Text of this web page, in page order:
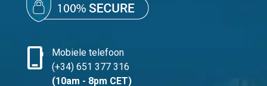
phone_iphone
Mobiele telefoon
(+34) 651 377 316
(10am - 8pm CET)